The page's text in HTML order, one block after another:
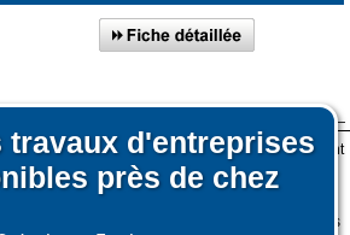
travaux d'entreprises
près de chez
dans un rayon de 50km autour de
Bonneville
des fichiers informatiques nommés cookies sont
Ces cookies sont utilisés pour la navigation, le
et les mesures d'audience pour l'éditeur.
données personnelles au travers des cookies à des